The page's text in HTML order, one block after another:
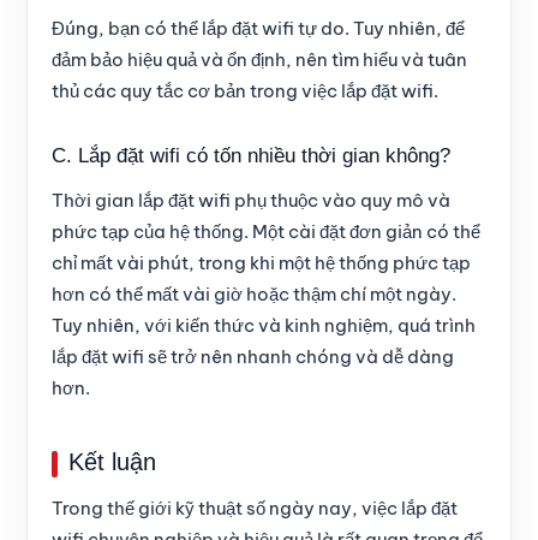
Đúng, bạn có thể lắp đặt wifi tự do. Tuy nhiên, để
đảm bảo hiệu quả và ổn định, nên tìm hiểu và tuân
thủ các quy tắc cơ bản trong việc lắp đặt wifi.
C. Lắp đặt wifi có tốn nhiều thời gian không?
Thời gian lắp đặt wifi phụ thuộc vào quy mô và
phức tạp của hệ thống. Một cài đặt đơn giản có thể
chỉ mất vài phút, trong khi một hệ thống phức tạp
hơn có thể mất vài giờ hoặc thậm chí một ngày.
Tuy nhiên, với kiến thức và kinh nghiệm, quá trình
lắp đặt wifi sẽ trở nên nhanh chóng và dễ dàng
hơn.
Kết luận
Trong thế giới kỹ thuật số ngày nay, việc lắp đặt